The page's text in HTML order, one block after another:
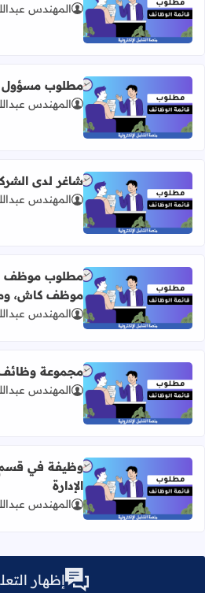
اقرأ المزيد عن مطلوب موظفة
المهندس
اقرأ المزيد عن مطلوب
مطلوب مسؤول
المهندس
اقرأ المزيد عن شاغر لدى
شاغر لدى
المهندس
اقرأ المزيد عن مطلوب
مطلوب موظف
موظف كاش،
المهندس
اقرأ المزيد عن مجموعة
مجموعة
المهندس
اقرأ المزيد عن وظيفة في قسم
وظيفة في قسم
الإدارة
المهندس
إظهار